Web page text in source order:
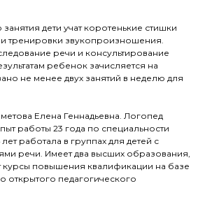
дети учат коротенькие стишки
и тренировки звукопроизношения.
речи и консультирование
ребенок зачисляется на
не менее двух занятий в неделю для
Елена Геннадьевна. Логопед
работы 23 года по специальности
работала в группах для детей с
речи. Имеет два высших образования,
курсы повышения квалификации на базе
педагогического